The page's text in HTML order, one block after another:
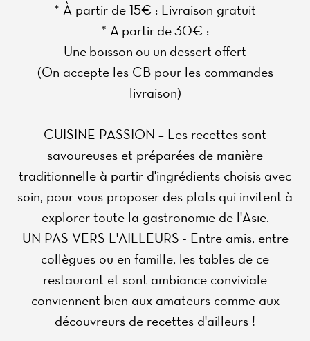
* À partir de 15€ : Livraison gratuit
* A partir de 30€ :
Une boisson ou un dessert offert
(On accepte les CB pour les commandes
livraison)
CUISINE PASSION – Les recettes sont
savoureuses et préparées de manière
traditionnelle à partir d'ingrédients choisis avec
soin, pour vous proposer des plats qui invitent à
explorer toute la gastronomie de l'Asie.
UN PAS VERS L'AILLEURS - Entre amis, entre
collègues ou en famille, les tables de ce
restaurant et sont ambiance conviviale
conviennent bien aux amateurs comme aux
découvreurs de recettes d'ailleurs !